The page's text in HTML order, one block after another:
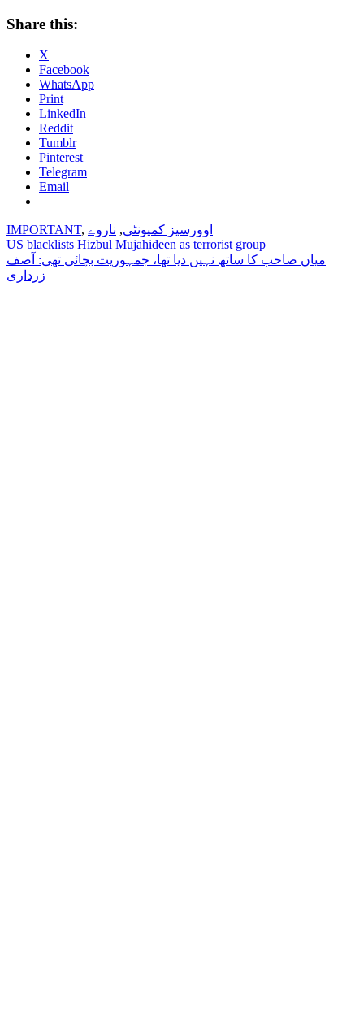
Share this:
X
Facebook
WhatsApp
Print
LinkedIn
Reddit
Tumblr
Pinterest
Telegram
Email
IMPORTANT, اوورسیز کمیونٹی, ناروے
Post
navigation
US blacklists Hizbul Mujahideen as terrorist group
میاں صاحب کا ساتھ نہیں دیا تھا، جمہوریت بچائی تھی: آصف
زرداری